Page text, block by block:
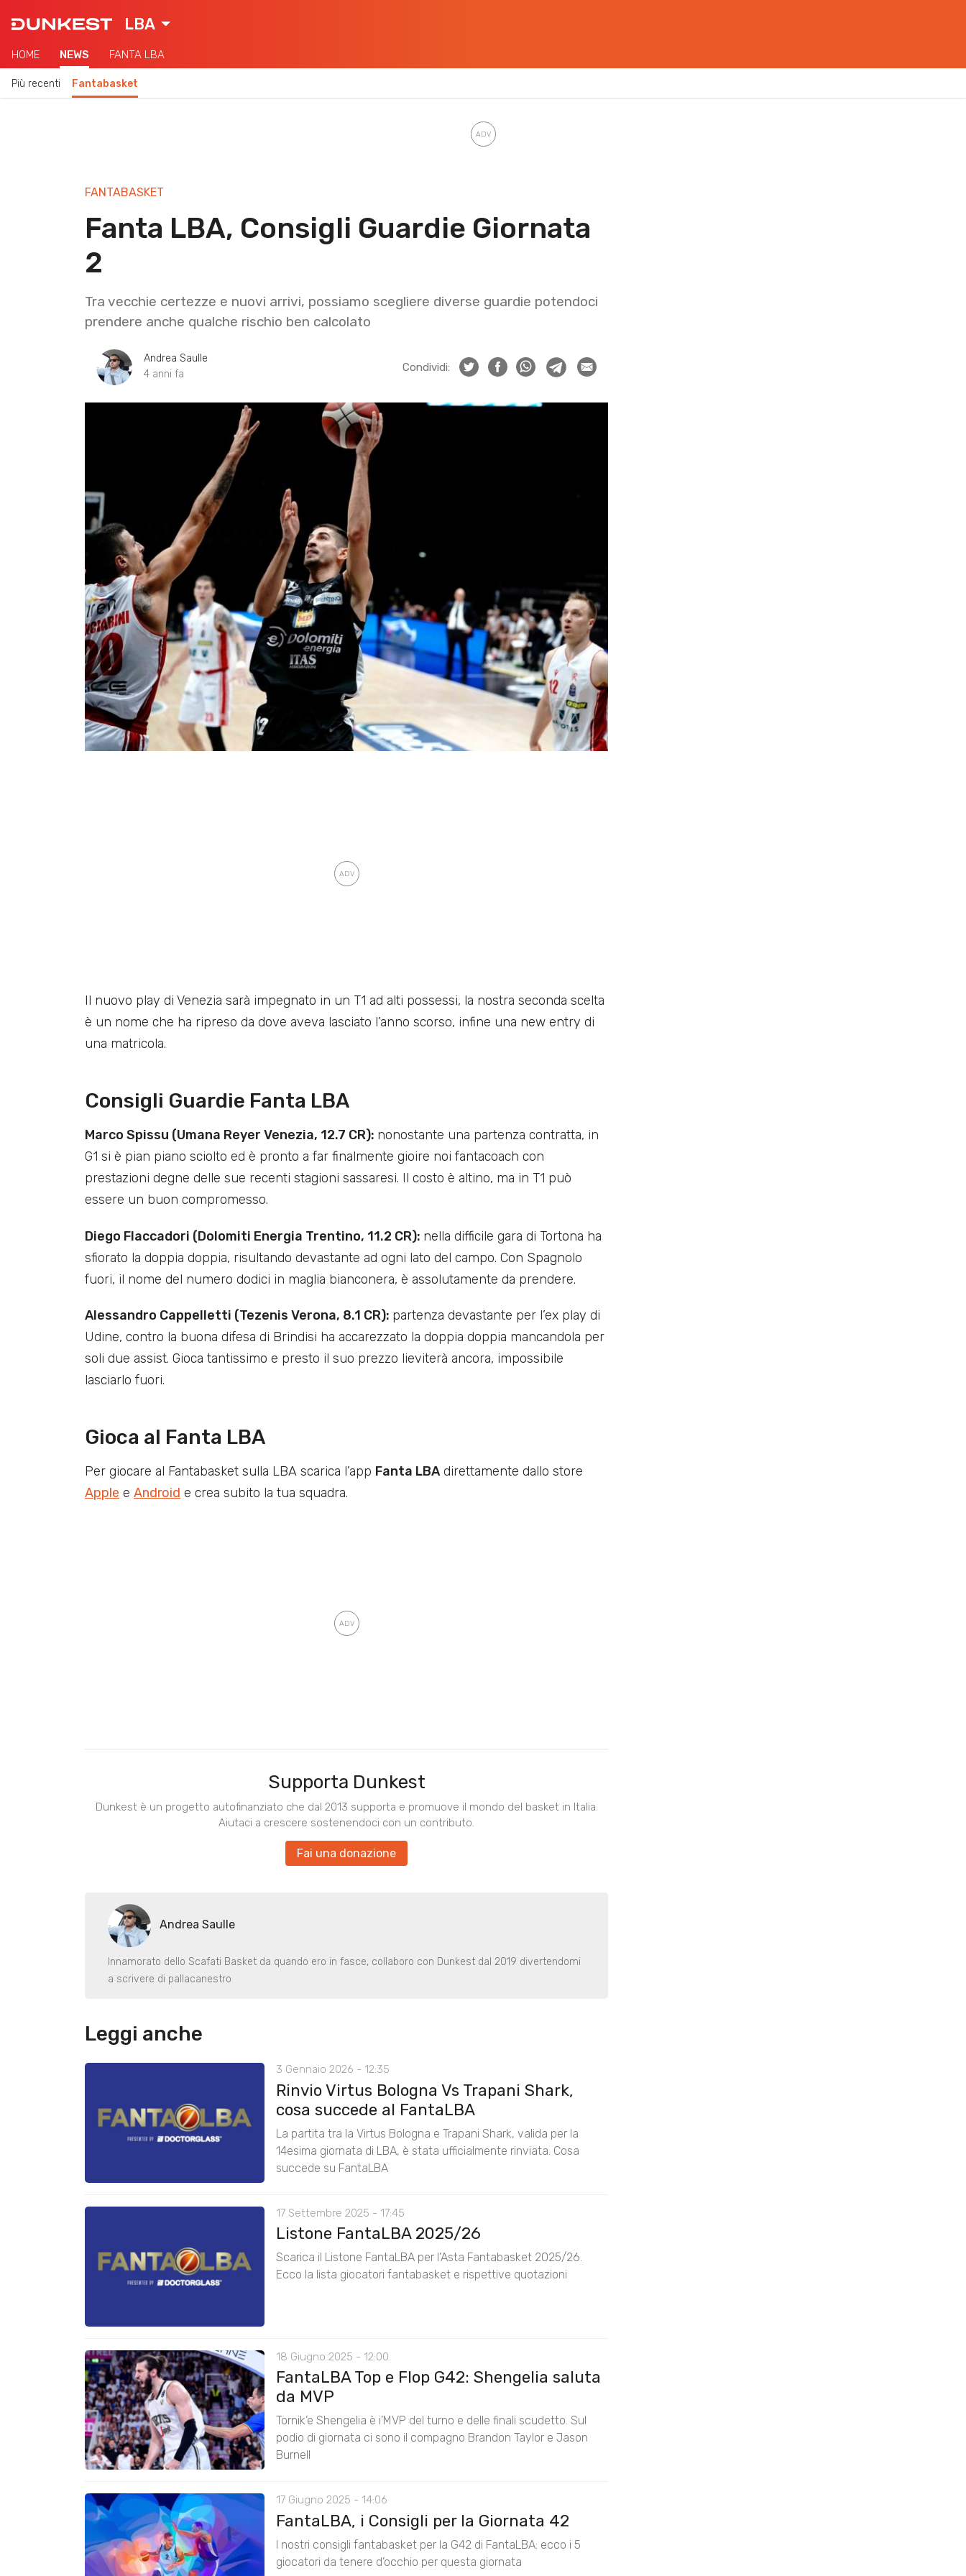
LBA
HOME NEWS FANTA LBA
Più recenti Fantabasket
FANTABASKET
Fanta LBA, Consigli Guardie Giornata
2
Tra vecchie certezze e nuovi arrivi, possiamo scegliere diverse guardie potendoci
prendere anche qualche rischio ben calcolato
Andrea Saulle
4 anni fa
Condividi:
Il nuovo play di Venezia sarà impegnato in un T1 ad alti possessi, la nostra seconda scelta
è un nome che ha ripreso da dove aveva lasciato l’anno scorso, infine una new entry di
una matricola.
Consigli Guardie Fanta LBA
Marco Spissu (Umana Reyer Venezia, 12.7 CR): nonostante una partenza contratta, in
G1 si è pian piano sciolto ed è pronto a far finalmente gioire noi fantacoach con
prestazioni degne delle sue recenti stagioni sassaresi. Il costo è altino, ma in T1 può
essere un buon compromesso.
Diego Flaccadori (Dolomiti Energia Trentino, 11.2 CR): nella difficile gara di Tortona ha
sfiorato la doppia doppia, risultando devastante ad ogni lato del campo. Con Spagnolo
fuori, il nome del numero dodici in maglia bianconera, è assolutamente da prendere.
Alessandro Cappelletti (Tezenis Verona, 8.1 CR): partenza devastante per l’ex play di
Udine, contro la buona difesa di Brindisi ha accarezzato la doppia doppia mancandola per
soli due assist. Gioca tantissimo e presto il suo prezzo lieviterà ancora, impossibile
lasciarlo fuori.
Gioca al Fanta LBA
Per giocare al Fantabasket sulla LBA scarica l’app Fanta LBAdirettamente dallo store
Apple e Android e crea subito la tua squadra.
Supporta Dunkest
Dunkest è un progetto autofinanziato che dal 2013 supporta e promuove il mondo del basket in Italia.
Aiutaci a crescere sostenendoci con un contributo.
Fai una donazione
Andrea Saulle
Innamorato dello Scafati Basket da quando ero in fasce, collaboro con Dunkest dal 2019 divertendomi
a scrivere di pallacanestro
Leggi anche
3 Gennaio 2026 - 12:35
Rinvio Virtus Bologna Vs Trapani Shark,
cosa succede al FantaLBA
La partita tra la Virtus Bologna e Trapani Shark, valida per la
14esima giornata di LBA, è stata ufficialmente rinviata. Cosa
succede su FantaLBA
17 Settembre 2025 - 17:45
Listone FantaLBA 2025/26
Scarica il Listone FantaLBA per l’Asta Fantabasket 2025/26.
Ecco la lista giocatori fantabasket e rispettive quotazioni
18 Giugno 2025 - 12:00
FantaLBA Top e Flop G42: Shengelia saluta
da MVP
Tornik’e Shengelia è i’MVP del turno e delle finali scudetto. Sul
podio di giornata ci sono il compagno Brandon Taylor e Jason
Burnell
17 Giugno 2025 - 14:06
FantaLBA, i Consigli per la Giornata 42
I nostri consigli fantabasket per la G42 di FantaLBA: ecco i 5
giocatori da tenere d’occhio per questa giornata